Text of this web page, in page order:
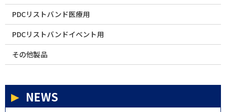
PDCリストバンド医療用
PDCリストバンドイベント用
その他製品
NEWS